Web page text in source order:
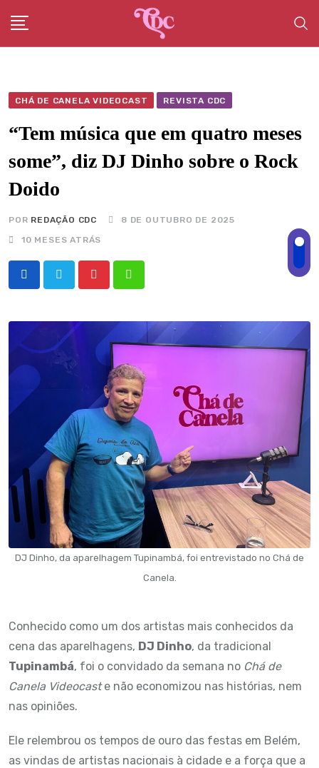
content
CHÁ DE CANELA VIDEOCAST REVISTA CDC
“Tem música que em quatro meses
some”, diz DJ Dinho sobre o Rock
Doido
POR REDAÇÃO CDC
8 DE OUTUBRO DE 2025
10 MESES ATRÁS
PinterestWhatsapp
DJ Dinho, da aparelhagem Tupinambá, foi entrevistado no Chá de
Canela.
Conhecido como um dos artistas mais conhecidos da
cena das aparelhagens, DJ Dinho, da tradicional
Tupinambá, foi o convidado da semana no Chá de
Canela Videocaste não economizou nas histórias, nem
nas opiniões.
Ele relembrou os tempos de ouro das festas em Belém,
as vindas de artistas nacionais à cidade e a força que a